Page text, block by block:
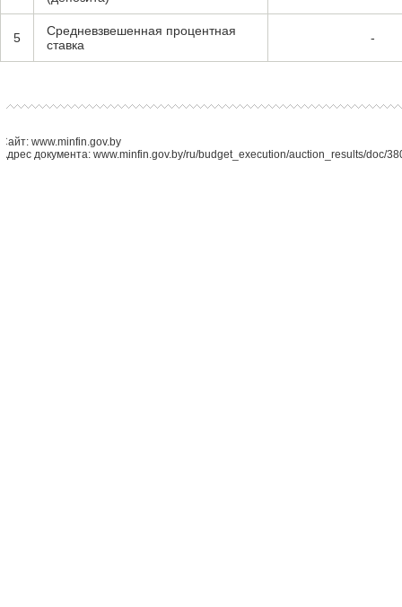
5
Средневзвешенная процентная
ставка
-
Сайт: www.minfin.gov.by
Адрес документа: www.minfin.gov.by/ru/budget_execution/auction_results/doc/